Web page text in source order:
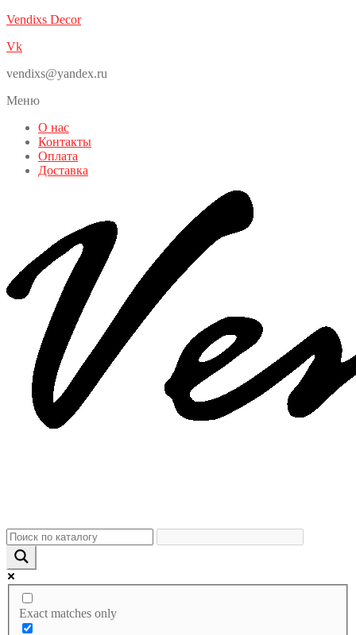
Vendixs Decor
Vk
vendixs@yandex.ru
Меню
О нас
Контакты
Оплата
Доставка
Exact matches only